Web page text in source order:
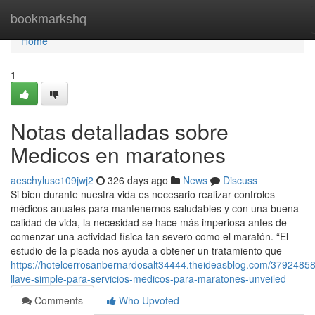
bookmarkshq
Home
Home
1
Notas detalladas sobre
Medicos en maratones
aeschylusc109jwj2 326 days ago News
Discuss
Si bien durante nuestra vida es necesario realizar controles
médicos anuales para mantenernos saludables y con una buena
calidad de vida, la necesidad se hace más imperiosa antes de
comenzar una actividad física tan severo como el maratón. “El
estudio de la pisada nos ayuda a obtener un tratamiento que
https://hotelcerrosanbernardosalt34444.theideasblog.com/
llave-simple-para-servicios-medicos-para-maratones-unveiled
Comments
Who Upvoted